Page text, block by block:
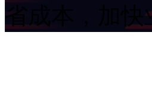
省成本，加